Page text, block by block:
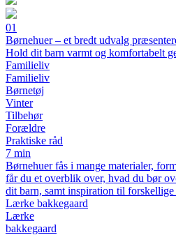
01
Børnehuer – et bredt udvalg
Hold dit barn varmt og komfortabelt
Familieliv
Familieliv
Børnetøj
Vinter
Tilbehør
Forældre
Praktiske råd
7 min
Børnehuer fås i mange materialer,
får du et overblik over, hvad du bør
dit barn, samt inspiration til forskellige
Lærke bakkegaard
Lærke
bakkegaard